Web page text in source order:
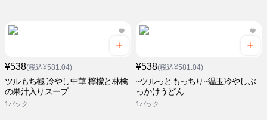
¥538(税込¥581.04)
ツルもち極 冷やし中華 檸檬と林檎
の果汁入りスープ
1パック
¥538(税込¥581.04)
~ツルっともっちり~温玉冷やしぶ
っかけうどん
1パック